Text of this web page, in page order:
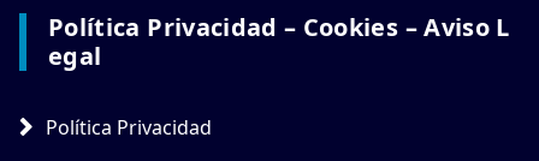
Política Privacidad – Cookies – Aviso L
Egal
Política Privacidad